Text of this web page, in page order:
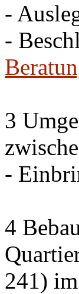
-
-
3
-
4
241)